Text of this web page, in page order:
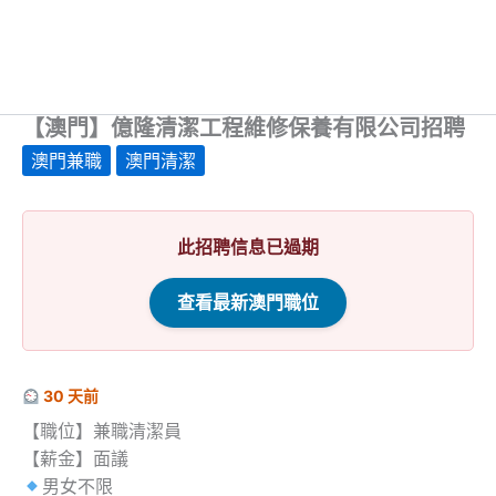
【澳門】億隆清潔工程維修保養有限公司招聘
澳門兼職 澳門清潔
此招聘信息已過期
查看最新澳門職位
30 天前
【職位】兼職清潔員
【薪金】面議
男女不限